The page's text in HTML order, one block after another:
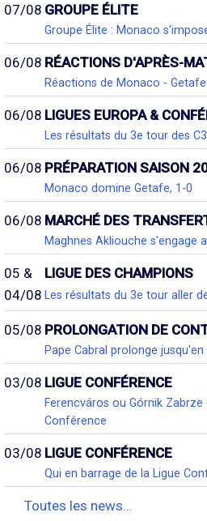
07/08 GROUPE ÉLITE
Groupe Élite : Monaco
06/08 RÉACTIONS D'APRÈS-
Réactions de Monaco - Getafe
06/08 LIGUES EUROPA &
Les résultats du 3e tour des
06/08 PRÉPARATION SAISON
Monaco domine Getafe, 1-0
06/08 MARCHÉ DES
Maghnes Akliouche s'engage
05 &
04/08
LIGUE DES CHAMPIONS
Les résultats du 3e tour aller
05/08 PROLONGATION DE
Pape Cabral prolonge jusqu'en
03/08 LIGUE CONFÉRENCE
Ferencváros ou Górnik
Conférence
03/08 LIGUE CONFÉRENCE
Qui en barrage de la Ligue
Toutes les news...